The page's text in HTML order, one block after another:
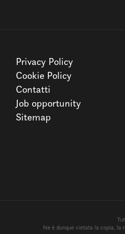
Privacy Policy
Cookie Policy
Contatti
Job opportunity
Sitemap
Ne è dunque vietata la copia, la